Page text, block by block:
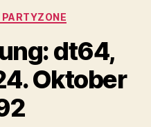
dt64,
Oktober